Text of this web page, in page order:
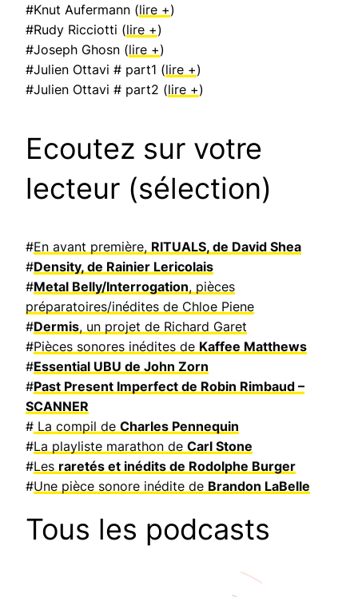
#Knut Aufermann (lire +)
#Rudy Ricciotti (lire +)
#Joseph Ghosn (lire +)
#Julien Ottavi # part1 (lire +)
#Julien Ottavi # part2 (lire +)
Ecoutez sur votre
lecteur (sélection)
#En avant première, RITUALS, de David Shea
#Density, de Rainier Lericolais
#Metal Belly/Interrogation, pièces
préparatoires/inédites de Chloe Piene
#Dermis, un projet de Richard Garet
#Pièces sonores inédites de Kaffee Matthews
#Essential UBU de John Zorn
#Past Present Imperfect de Robin Rimbaud –
SCANNER
# La compil de Charles Pennequin
#La playliste marathon de Carl Stone
#Les raretés et inédits de Rodolphe Burger
#Une pièce sonore inédite de Brandon LaBelle
Tous les podcasts